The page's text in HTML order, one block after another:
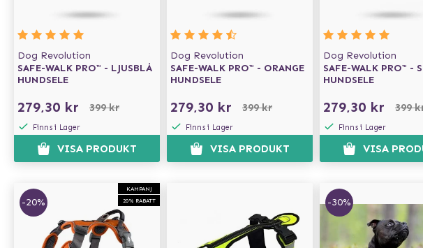
Dog Revolution
SAFE-WALK PRO™ - LJUSBLÅ
HUNDSELE
279,30 kr 399 kr
Finns i Lager
VISA PRODUKT
Dog Revolution
SAFE-WALK PRO™ - ORANGE
HUNDSELE
279,30 kr 399 kr
Finns i Lager
VISA PRODUKT
Dog Revolution
SAFE-WALK PRO™ -
HUNDSELE
279,30 kr 399
Finns i Lager
VISA
KAMPANJ
20% RABATT
-20% -30%